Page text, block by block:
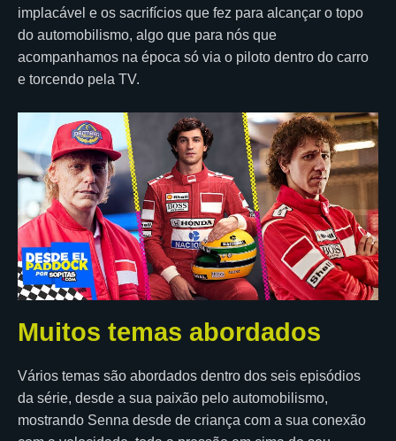
implacável e os sacrifícios que fez para alcançar o topo
do automobilismo, algo que para nós que
acompanhamos na época só via o piloto dentro do carro
e torcendo pela TV.
Muitos temas abordados
Vários temas são abordados dentro dos seis episódios
da série, desde a sua paixão pelo automobilismo,
mostrando Senna desde de criança com a sua conexão